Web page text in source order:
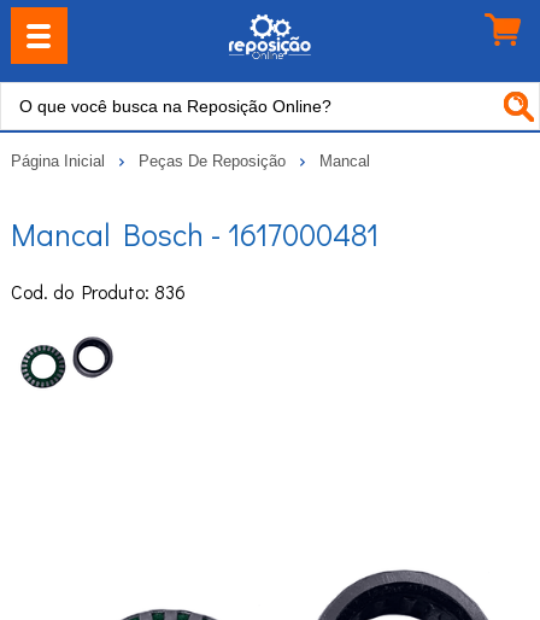
Página Inicial Peças De Reposição Mancal
Mancal Bosch - 1617000481
Cod. do Produto: 836